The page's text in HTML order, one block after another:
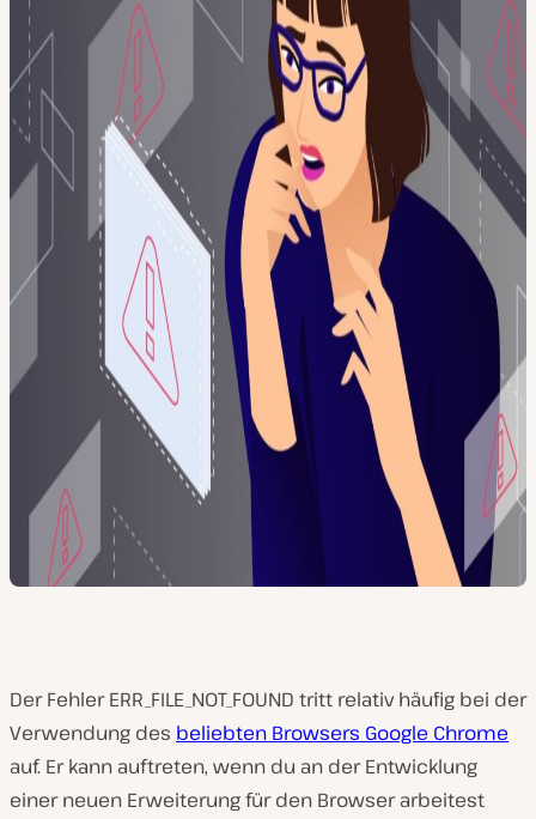
Der Fehler ERR_FILE_NOT_FOUND tritt relativ häufig bei der
Verwendung des beliebten Browsers Google Chrome
auf. Er kann auftreten, wenn du an der Entwicklung
einer neuen Erweiterung für den Browser arbeitest